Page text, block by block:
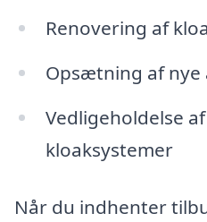
Renovering af
Opsætning af nye
Vedligeholdelse
kloaksystemer
Når du indhenter